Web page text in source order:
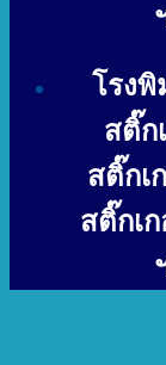
โรงพิ
สติ๊ก
สติ๊กเ
สติ๊กเ